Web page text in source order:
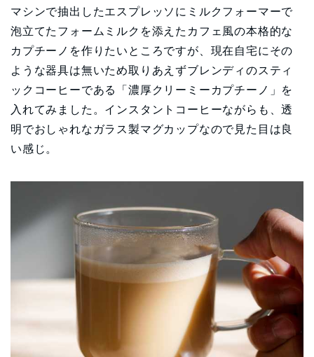
マシンで抽出したエスプレッソにミルクフォーマーで
泡立てたフォームミルクを添えたカフェ風の本格的な
カプチーノを作りたいところですが、現在自宅にその
ような器具は無いため取りあえずブレンディのスティ
ックコーヒーである「濃厚クリーミーカプチーノ」を
入れてみました。インスタントコーヒーながらも、透
明でおしゃれなガラス製マグカップなので見た目は良
い感じ。